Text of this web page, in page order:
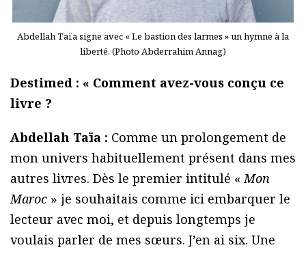
Abdellah Taïa signe avec « Le bastion des larmes » un hymne à la
liberté. (Photo Abderrahim Annag)
Destimed : « Comment avez-vous conçu ce
livre ?
Abdellah Taïa : Comme un prolongement de
mon univers habituellement présent dans mes
autres livres. Dès le premier intitulé «Mon
Maroc » je souhaitais comme ici embarquer le
lecteur avec moi, et depuis longtemps je
voulais parler de mes sœurs. J’en ai six. Une